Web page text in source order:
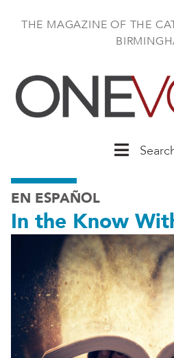
THE MAGAZINE OF THE
Main
EN ESPAÑOL
In the Know